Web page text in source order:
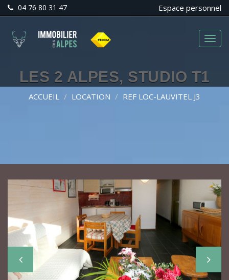
04 76 80 31 47 Espace personnel
Menu
LES 2 ALPES, STUDIO T1
ACCUEIL LOCATION REF LOC-LAUVITEL J3